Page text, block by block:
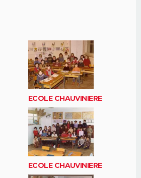
ECOLE CHAUVINIERE
ECOLE CHAUVINIERE